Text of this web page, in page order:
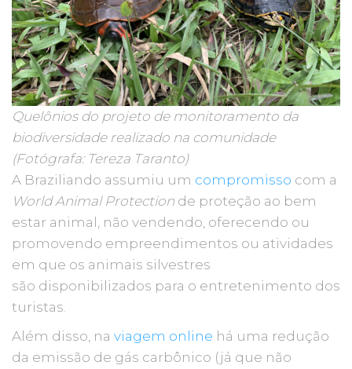
Quelônios do projeto de monitoramento da
biodiversidade realizado na comunidade
(Fotógrafa: Tereza Taranto)
A Braziliando assumiu um compromisso com a
World Animal Protection de proteção ao bem
estar animal, não vendendo, oferecendo ou
promovendo empreendimentos ou atividades
em que os animais silvestres
são disponibilizados para o entretenimento dos
turistas.
Além disso, na viagem online há uma redução
da emissão de gás carbônico (já que não